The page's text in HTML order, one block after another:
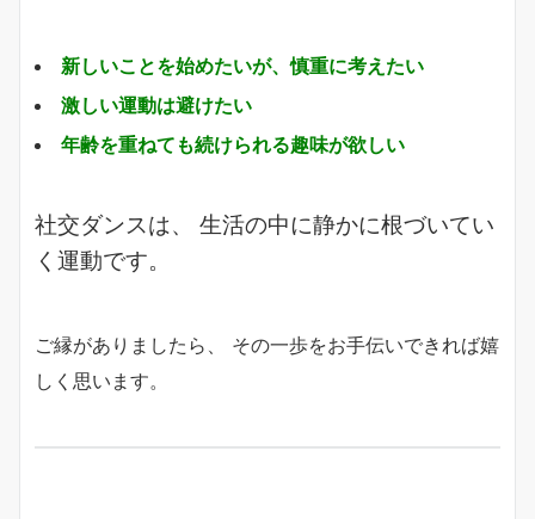
新しいことを始めたいが、慎重に考えたい
激しい運動は避けたい
年齢を重ねても続けられる趣味が欲しい
社交ダンスは、 生活の中に静かに根づいてい
く運動です。
ご縁がありましたら、 その一歩をお手伝いできれば嬉
しく思います。